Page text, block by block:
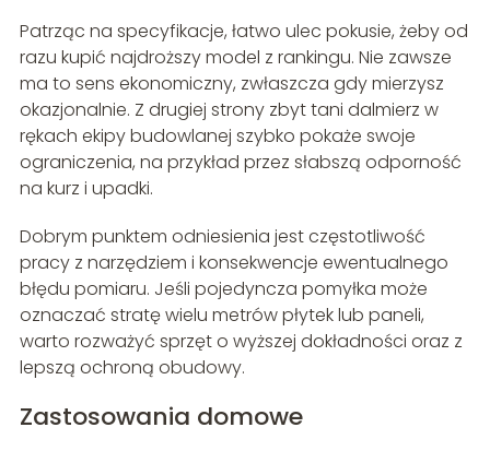
Patrząc na specyfikacje, łatwo ulec pokusie, żeby od
razu kupić najdroższy model z rankingu. Nie zawsze
ma to sens ekonomiczny, zwłaszcza gdy mierzysz
okazjonalnie. Z drugiej strony zbyt tani dalmierz w
rękach ekipy budowlanej szybko pokaże swoje
ograniczenia, na przykład przez słabszą odporność
na kurz i upadki.
Dobrym punktem odniesienia jest częstotliwość
pracy z narzędziem i konsekwencje ewentualnego
błędu pomiaru. Jeśli pojedyncza pomyłka może
oznaczać stratę wielu metrów płytek lub paneli,
warto rozważyć sprzęt o wyższej dokładności oraz z
lepszą ochroną obudowy.
Zastosowania domowe